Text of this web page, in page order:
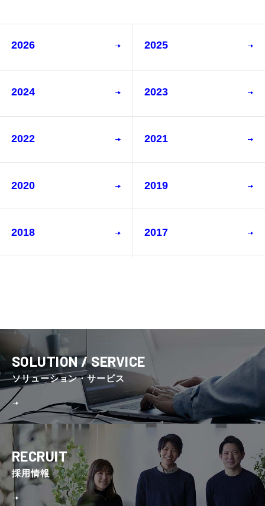
2026 2025
2024 2023
2022 2021
2020 2019
2018 2017
SOLUTION / SERVICE
ソリューション・サービス
RECRUIT
採⽤情報